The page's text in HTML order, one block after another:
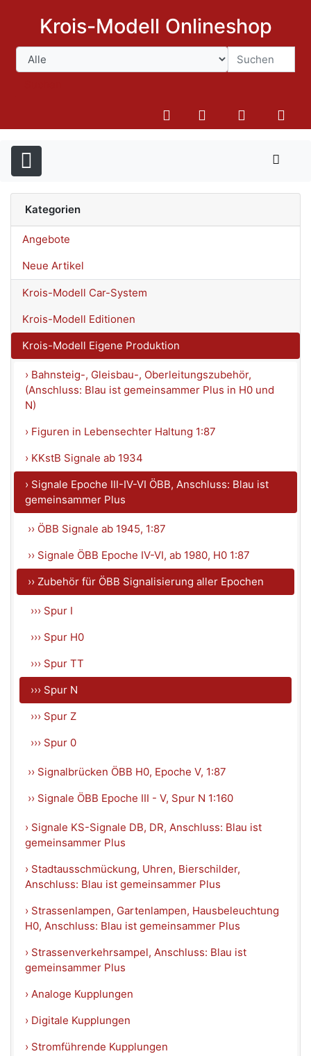
Krois-Modell Onlineshop
Kategorien
Angebote
Neue Artikel
Krois-Modell Car-System
Krois-Modell Editionen
Krois-Modell Eigene Produktion
› Bahnsteig-, Gleisbau-, Oberleitungszubehör,
(Anschluss: Blau ist gemeinsammer Plus in H0 und
N)
› Figuren in Lebensechter Haltung 1:87
› KKstB Signale ab 1934
› Signale Epoche III-IV-VI ÖBB, Anschluss: Blau ist
gemeinsammer Plus
›› ÖBB Signale ab 1945, 1:87
›› Signale ÖBB Epoche IV-VI, ab 1980, H0 1:87
›› Zubehör für ÖBB Signalisierung aller Epochen
››› Spur I
››› Spur H0
››› Spur TT
››› Spur N
››› Spur Z
››› Spur 0
›› Signalbrücken ÖBB H0, Epoche V, 1:87
›› Signale ÖBB Epoche III - V, Spur N 1:160
› Signale KS-Signale DB, DR, Anschluss: Blau ist
gemeinsammer Plus
› Stadtausschmückung, Uhren, Bierschilder,
Anschluss: Blau ist gemeinsammer Plus
› Strassenlampen, Gartenlampen, Hausbeleuchtung
H0, Anschluss: Blau ist gemeinsammer Plus
› Strassenverkehrsampel, Anschluss: Blau ist
gemeinsammer Plus
› Analoge Kupplungen
› Digitale Kupplungen
› Stromführende Kupplungen